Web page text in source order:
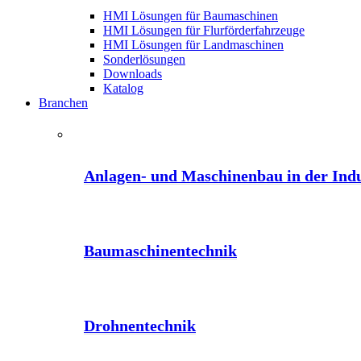
HMI Lösungen für Baumaschinen
HMI Lösungen für Flurförderfahrzeuge
HMI Lösungen für Landmaschinen
Sonderlösungen
Downloads
Katalog
Branchen
Anlagen- und Maschinenbau in der
Baumaschinentechnik
Drohnentechnik